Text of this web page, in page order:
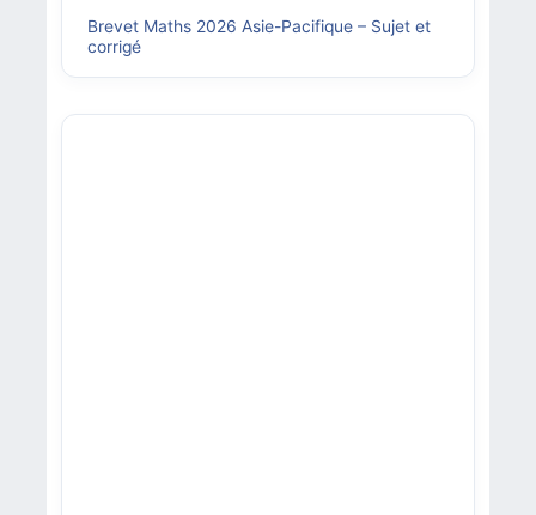
Brevet Maths 2026 Asie-Pacifique – Sujet et
corrigé